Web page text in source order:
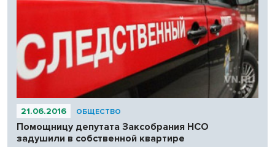
21.06.2016 ОБЩЕСТВО
Помощницу депутата Заксобрания НСО
задушили в собственной квартире